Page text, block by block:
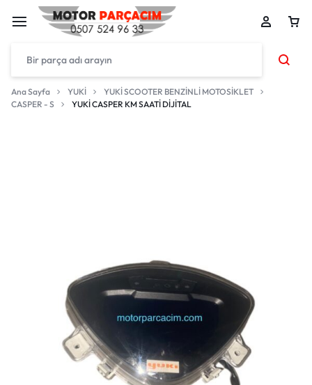
Ana Sayfa YUKİ
YUKİ SCOOTER BENZİNLİ MOTOSİKLET
CASPER - S
YUKİ CASPER KM SAATİ DİJİTAL